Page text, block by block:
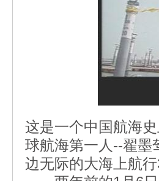
这是一个中国航海
球航海第一人--翟墨
边无际的大海上航